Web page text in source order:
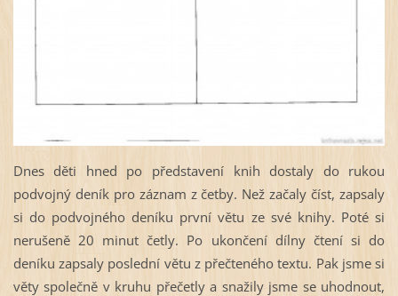
Dnes děti hned po představení knih dostaly do rukou
podvojný deník pro záznam z četby. Než začaly číst, zapsaly
si do podvojného deníku první větu ze své knihy. Poté si
nerušeně 20 minut četly. Po ukončení dílny čtení si do
deníku zapsaly poslední větu z přečteného textu. Pak jsme si
věty společně v kruhu přečetly a snažily jsme se uhodnout,